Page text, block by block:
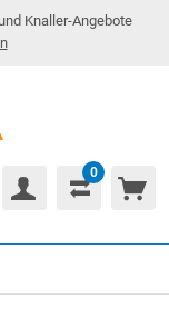
Knaller-Angebote
0